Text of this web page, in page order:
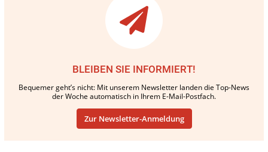
BLEIBEN SIE INFORMIERT!
Bequemer geht’s nicht: Mit unserem Newsletter landen die Top-News
der Woche automatisch in Ihrem E-Mail-Postfach.
Zur Newsletter-Anmeldung